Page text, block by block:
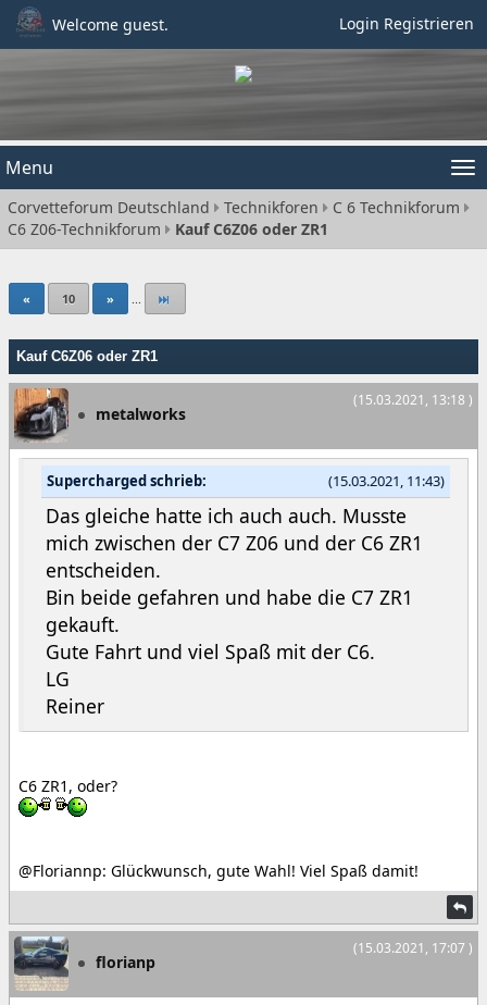
Welcome guest. Login Registrieren
Menu
Corvetteforum Deutschland Technikforen
C 6 Technikforum
C6 Z06-Technikforum
Kauf C6Z06 oder ZR1
« 10 » ...
Kauf C6Z06 oder ZR1
(15.03.2021, 13:18 )
metalworks
(15.03.2021, 11:43)
Supercharged schrieb:
Das gleiche hatte ich auch auch. Musste
mich zwischen der C7 Z06 und der C6 ZR1
entscheiden.
Bin beide gefahren und habe die C7 ZR1
gekauft.
Gute Fahrt und viel Spaß mit der C6.
LG
Reiner
C6 ZR1, oder?
@Floriannp: Glückwunsch, gute Wahl! Viel Spaß damit!
(15.03.2021, 17:07 )
florianp